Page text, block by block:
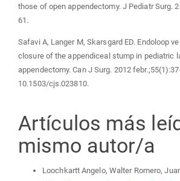
those of open appendectomy. J Pediatr Surg.
61.
Safavi A, Langer M, Skarsgard ED. Endoloop
closure of the appendiceal stump in pediatric
appendectomy. Can J Surg. 2012
10.1503/cjs.023810.
Artículos más
mismo autor/a
Loochkartt Angelo, Walter Romero,